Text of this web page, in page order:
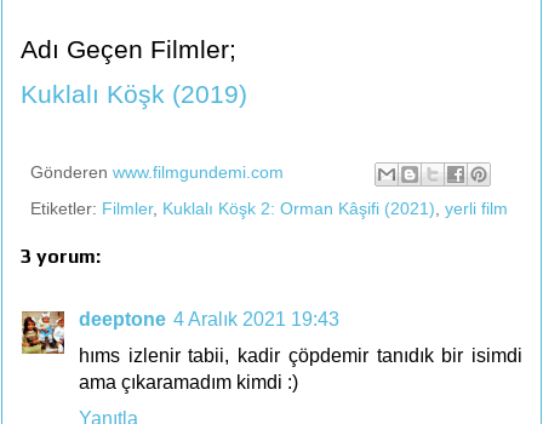
Adı Geçen Filmler;
Kuklalı Köşk (2019)
Gönderen www.filmgundemi.com
Etiketler: Filmler, Kuklalı Köşk 2: Orman Kâşifi (2021) yerli film
3 yorum:
deeptone 4 Aralık 2021 19:43
hıms izlenir tabii, kadir çöpdemir tanıdık bir isimdi
ama çıkaramadım kimdi :)
Yanıtla